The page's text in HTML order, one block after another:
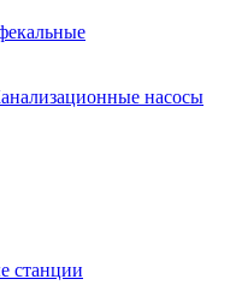
насосы
станции